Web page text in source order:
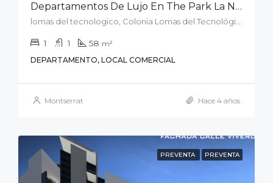
Departamentos De Lujo En The Park La Nueva Zona Residencia En San Luis
1 1 58 m²
DEPARTAMENTO, LOCAL COMERCIAL
Montserrat Hace 4 años
PREVENTA PREVENTA